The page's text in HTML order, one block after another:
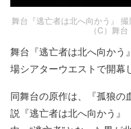
舞台『逃亡者は北へ向かう』
（C）舞
舞台『逃亡者は北へ向かう
場シアターウエストで開幕
同舞台の原作は、『孤狼の
説『逃亡者は北へ向かう』